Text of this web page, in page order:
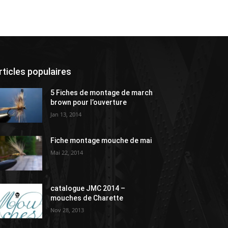
populaires
5 Fiches de montage de march
brown pour l’ouverture
Jan 13, 2014
Fiche montage mouche de mai
Mai 22, 2014
catalogue JMC 2014 –
mouches de Charette
Nov 28, 2013